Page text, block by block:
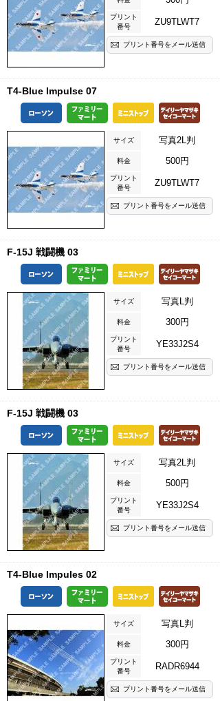
プリント
番号
ZU9TLWT7
プリント番号をメール送信
T4-Blue Impulse 07
サイズ 写真2L判
料金 500円
プリント
番号
ZU9TLWT7
プリント番号をメール送信
F-15J 戦闘機 03
サイズ 写真L判
料金 300円
プリント
番号
YE33J2S4
プリント番号をメール送信
F-15J 戦闘機 03
サイズ 写真2L判
料金 500円
プリント
番号
YE33J2S4
プリント番号をメール送信
T4-Blue Impules 02
サイズ 写真L判
料金 300円
プリント
番号
RADR6944
プリント番号をメール送信